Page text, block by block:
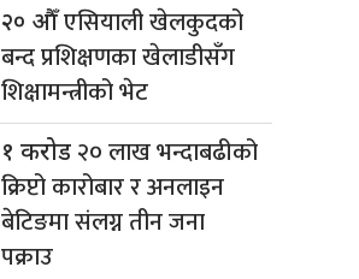
२० औँएसियाली खेलकुदको
बन्द प्रशिक्षणका खेलाडीसँग
शिक्षामन्त्रीको भेट
१ करोड २० लाख भन्दाबढीको
क्रिप्टो कारोबार र अनलाइन
बेटिङमा संलग्न तीन जना
पक्राउ